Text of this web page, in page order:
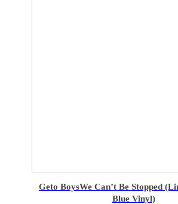
Geto BoysWe Can’t Be Stopped
Blue Vinyl)